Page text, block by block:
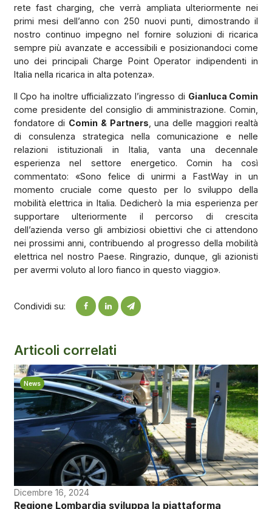
rete fast charging, che verrà ampliata ulteriormente nei
primi mesi dell’anno con 250 nuovi punti, dimostrando il
nostro continuo impegno nel fornire soluzioni di ricarica
sempre più avanzate e accessibili e posizionandoci come
uno dei principali Charge Point Operator indipendenti in
Italia nella ricarica in alta potenza».
Il Cpo ha inoltre ufficializzato l’ingresso di Gianluca Comin
come presidente del consiglio di amministrazione. Comin,
fondatore di Comin & Partners , una delle maggiori realtà
di consulenza strategica nella comunicazione e nelle
relazioni istituzionali in Italia, vanta una decennale
esperienza nel settore energetico. Comin ha così
commentato: «Sono felice di unirmi a FastWay in un
momento cruciale come questo per lo sviluppo della
mobilità elettrica in Italia. Dedicherò la mia esperienza per
supportare ulteriormente il percorso di crescita
dell’azienda verso gli ambiziosi obiettivi che ci attendono
nei prossimi anni, contribuendo al progresso della mobilità
elettrica nel nostro Paese. Ringrazio, dunque, gli azionisti
per avermi voluto al loro fianco in questo viaggio».
Condividi su:
Articoli correlati
News
Dicembre 16, 2024
Regione Lombardia sviluppa la piattaforma